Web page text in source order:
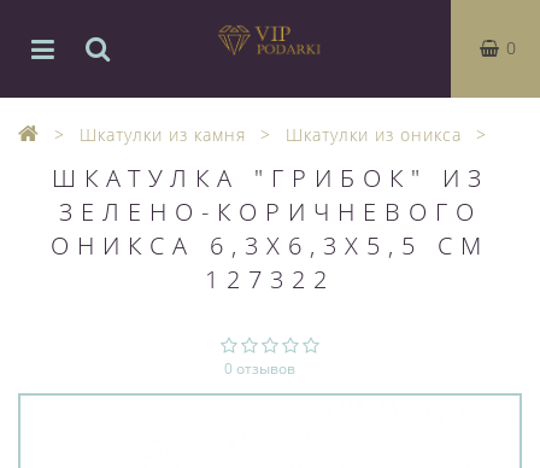
0
Шкатулки из камня Шкатулки из оникса
ШКАТУЛКА "ГРИБОК" ИЗ
ЗЕЛЕНО-КОРИЧНЕВОГО
ОНИКСА 6,3Х6,3Х5,5 СМ
127322
0 отзывов